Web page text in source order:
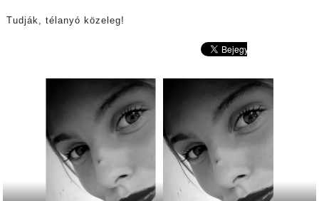
Tudják, télanyó közeleg!